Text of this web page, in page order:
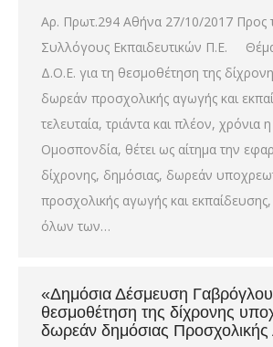
Αρ. Πρωτ.294 Αθήνα 27/10/2017 Προς
Συλλόγους Εκπαιδευτικών Π.Ε.
Δ.Ο.Ε. για τη θεσμοθέτηση της
δωρεάν προσχολικής αγωγής και
τελευταία, τριάντα και πλέον, χρόνια
Ομοσπονδία, θέτει ως αίτημα την
δίχρονης, δημόσιας, δωρεάν
προσχολικής αγωγής και
όλων των…
«Δημόσια Δέσμευση Γαβρόγλου
θεσμοθέτηση της δίχρονης
δωρεάν δημόσιας